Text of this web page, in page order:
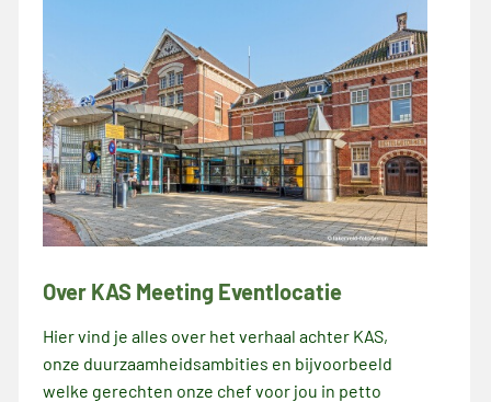
Over KAS Meeting Eventlocatie
Hier vind je alles over het verhaal achter KAS,
onze duurzaamheidsambities en bijvoorbeeld
welke gerechten onze chef voor jou in petto